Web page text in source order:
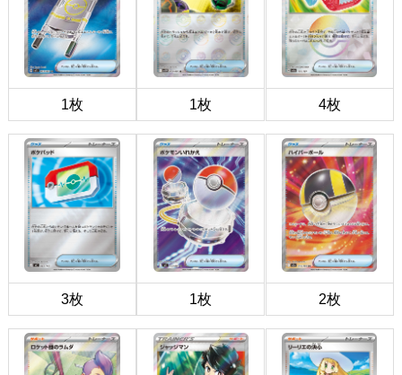
1枚 1枚 4枚
3枚 1枚 2枚